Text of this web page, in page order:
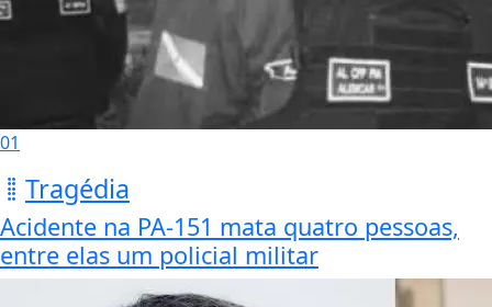
01
Tragédia
Acidente na PA-151 mata quatro pessoas,
entre elas um policial militar